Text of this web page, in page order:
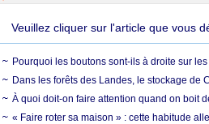
Veuillez cliquer sur l'article que vous
Pourquoi les boutons sont-ils à droite sur
Dans les forêts des Landes, le stockage de
À quoi doit-on faire attention quand on boit
« Faire roter sa maison » : cette habitude